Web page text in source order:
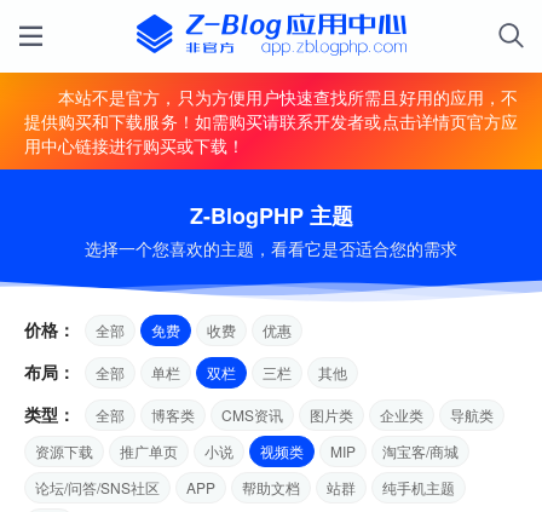
本站不是官方，只为方便用户快速查找所需且好用的应用，不
提供购买和下载服务！如需购买请联系开发者或点击详情页官方应
用中心链接进行购买或下载！
Z-BlogPHP 主题
选择一个您喜欢的主题，看看它是否适合您的需求
价格： 全部 免费 收费 优惠
布局： 全部 单栏 双栏 三栏 其他
类型： 全部 博客类 CMS资讯 图片类 企业类
导航类
资源下载
推广单页 小说 视频类 MIP
淘宝客/商城
论坛/问答/SNS社区
APP 帮助文档 站群
纯手机主题